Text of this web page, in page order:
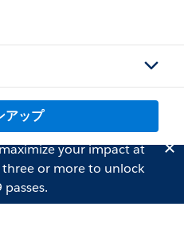
アップ
your impact at
or more to unlock